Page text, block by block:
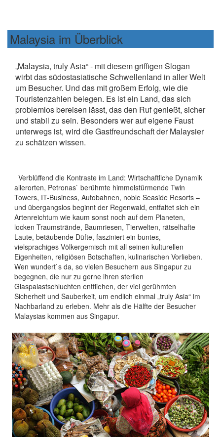
Malaysia im Überblick
„Malaysia, truly Asia“ - mit diesem griffigen Slogan
wirbt das südostasiatische Schwellenland in aller Welt
um Besucher. Und das mit großem Erfolg, wie die
Touristenzahlen belegen. Es ist ein Land, das sich
problemlos bereisen lässt, das den Ruf genießt, sicher
und stabil zu sein. Besonders wer auf eigene Faust
unterwegs ist, wird die Gastfreundschaft der Malaysier
zu schätzen wissen.
Verblüffend die Kontraste im Land: Wirtschaftliche Dynamik
allerorten, Petronas` berühmte himmelstürmende Twin
Towers, IT-Business, Autobahnen, noble Seaside Resorts –
und übergangslos beginnt der Regenwald, entfaltet sich ein
Artenreichtum wie kaum sonst noch auf dem Planeten,
locken Traumstrände, Baumriesen, Tierwelten, rätselhafte
Laute, betäubende Düfte, fasziniert ein buntes,
vielsprachiges Völkergemisch mit all seinen kulturellen
Eigenheiten, religiösen Botschaften, kulinarischen Vorlieben.
Wen wundert`s da, so vielen Besuchern aus Singapur zu
begegnen, die nur zu gerne ihren sterilen
Glaspalastschluchten entfliehen, der viel gerühmten
Sicherheit und Sauberkeit, um endlich einmal „truly Asia“ im
Nachbarland zu erleben. Mehr als die Hälfte der Besucher
Malaysias kommen aus Singapur.